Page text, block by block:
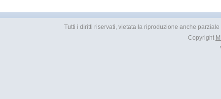
Tutti i diritti riservati, vietata la riproduzione anche
Copyright